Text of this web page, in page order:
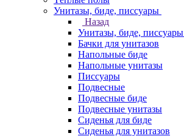
Унитазы, биде, писсуары
Назад
Унитазы, биде, писсуары
Бачки для унитазов
Напольные биде
Напольные унитазы
Писсуары
Подвесные
Подвесные биде
Подвесные унитазы
Сиденья для биде
Сиденья для унитазов